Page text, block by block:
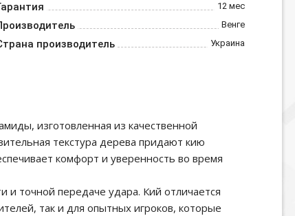
12 мес
Венге
производитель Украина
изготовленная из качественной
текстура дерева придают кию
комфорт и уверенность во время
и точной передаче удара. Кий отличается
так и для опытных игроков, которые